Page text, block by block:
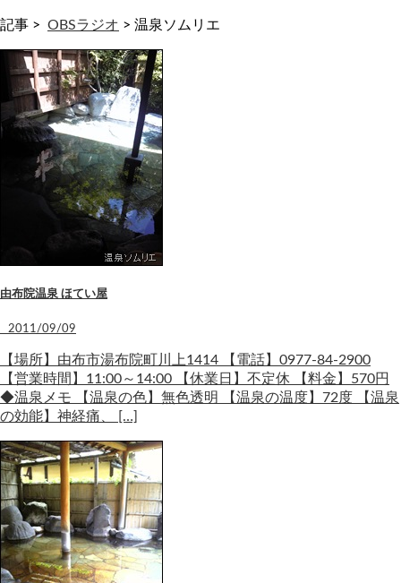
記事 > OBSラジオ > 温泉ソムリエ
由布院温泉 ほてい屋
2011/09/09
【場所】由布市湯布院町川上1414 【電話】0977-84-2900
【営業時間】11:00～14:00 【休業日】不定休 【料金】570円
◆温泉メモ 【温泉の色】無色透明 【温泉の温度】72度 【温泉
の効能】神経痛、 […]